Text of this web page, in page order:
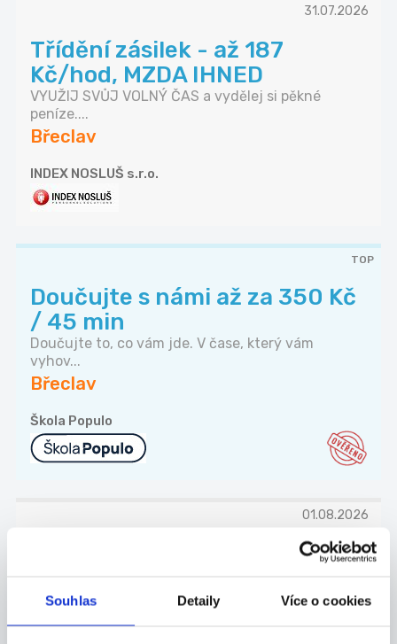
Souhlas Detaily Více o cookies
31.07.2026
Třídění zásilek - až 187
Kč/hod, MZDA IHNED
VYUŽIJ SVŮJ VOLNÝ ČAS a vydělej si pěkné
peníze....
Břeclav
INDEX NOSLUŠ s.r.o.
TOP
Doučujte s námi až za 350 Kč
/ 45 min
Doučujte to, co vám jde. V čase, který vám
vyhov...
Břeclav
Škola Populo
01.08.2026
Roznašeč/ka letáků Břeclav a
Hledáme spolehlivé a zodpovědné roznašeče